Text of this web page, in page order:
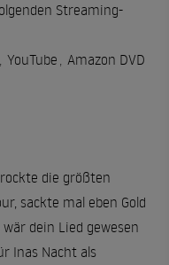
Streaming-
, YouTube , Amazon DVD
die größten
sackte mal eben Gold
dein Lied gewesen
Inas Nacht als